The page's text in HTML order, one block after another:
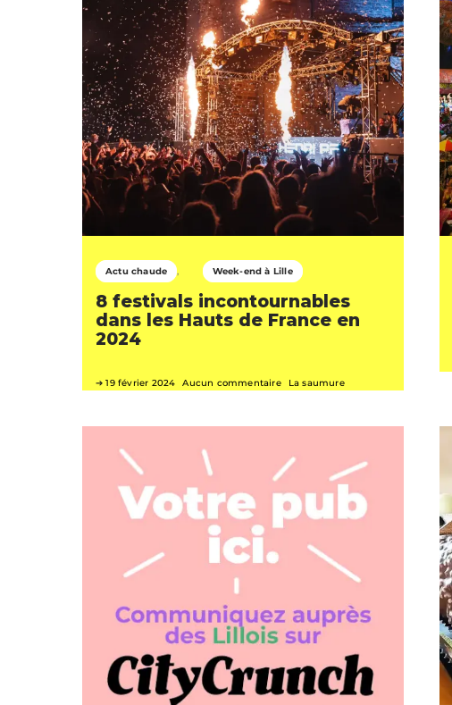
Actu chaude Week-end à Lille
8 festivals incontournables
dans les Hauts de France en
2024
19 février 2024 Aucun commentaire La saumure